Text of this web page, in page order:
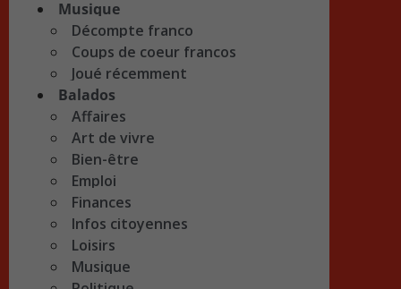
Musique
Décompte franco
Coups de coeur francos
Joué récemment
Balados
Affaires
Art de vivre
Bien-être
Emploi
Finances
Infos citoyennes
Loisirs
Musique